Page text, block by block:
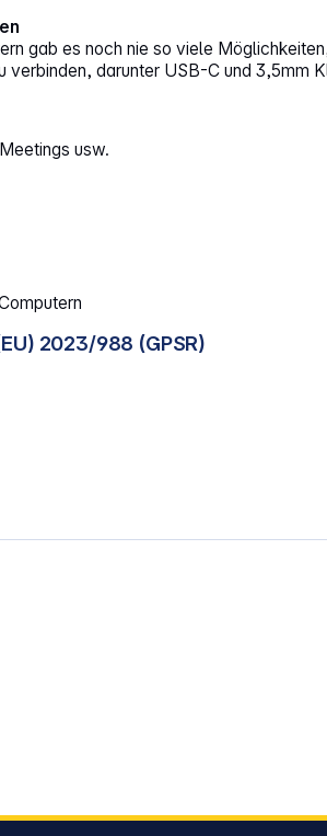
gab es noch nie so viele
darunter USB-C und 3,5mm
usw.
2023/988 (GPSR)